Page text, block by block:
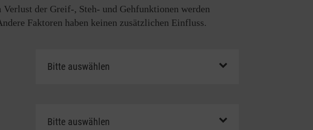
der Greif-, Steh- und Gehfunktionen werden
Faktoren haben keinen zusätzlichen Einfluss.